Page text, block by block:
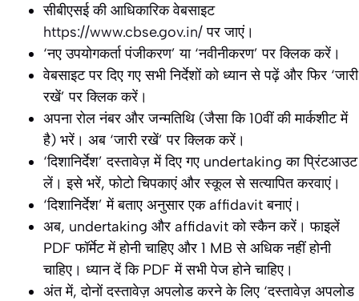
सीबीएसई की आधिकारिक वेबसाइट
https://www.cbse.gov.in/पर जाएं।
‘नए उपयोगकर्ता पंजीकरण’ या ‘नवीनीकरण’ पर क्लिक करें।
वेबसाइट पर दिए गए सभी निर्देशों को ध्यान से पढ़ें और फिर ‘जारी
रखें’ पर क्लिक करें।
अपना रोल नंबर और जन्मतिथि (जैसा कि 10वीं की मार्कशीट में
है) भरें। अब ‘जारी रखें’ पर क्लिक करें।
‘दिशानिर्देश’ दस्तावेज़ में दिए गए undertaking का प्रिंटआउट
लें। इसे भरें, फोटो चिपकाएं और स्कूल से सत्यापित करवाएं।
‘दिशानिर्देश’ में बताए अनुसार एक affidavit बनाएं।
अब, undertaking और affidavit को स्कैन करें। फाइलें
PDF फॉर्मेट में होनी चाहिए और 1 MB से अधिक नहीं होनी
चाहिए। ध्यान दें कि PDF में सभी पेज होने चाहिए।
अंत में, दोनों दस्तावेज़ अपलोड करने के लिए ‘दस्तावेज़ अपलोड